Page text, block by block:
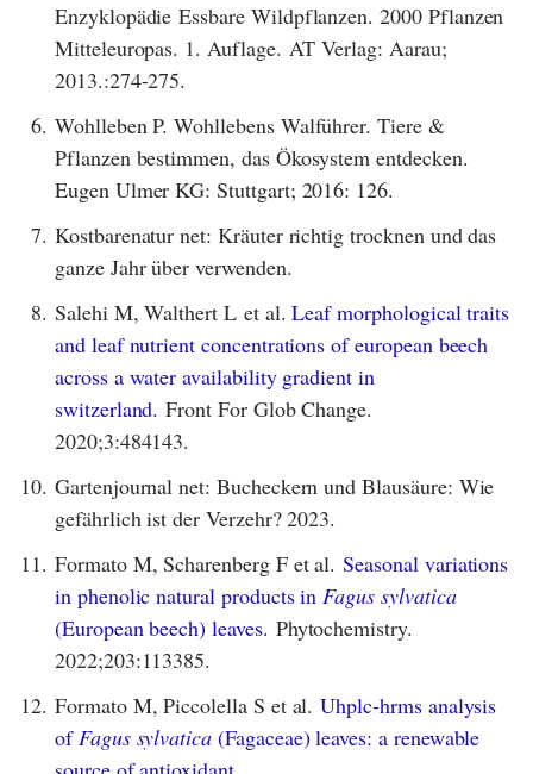
Enzyklopädie Essbare Wildpflanzen. 2000 Pflanzen
Mitteleuropas. 1. Auflage. AT Verlag: Aarau;
2013.:274-275.
6. Wohlleben P. Wohllebens Walführer. Tiere &
Pflanzen bestimmen, das Ökosystem entdecken.
Eugen Ulmer KG: Stuttgart; 2016: 126.
7. Kostbarenatur net: Kräuter richtig trocknen und das
ganze Jahr über verwenden.
8. Salehi M, Walthert L et al. Leaf morphological traits
and leaf nutrient concentrations of european beech
across a water availability gradient in
switzerland. Front For Glob Change.
2020;3:484143.
10. Gartenjournal net: Bucheckern und Blausäure: Wie
gefährlich ist der Verzehr? 2023.
11. Formato M, Scharenberg F et al.Seasonal variations
in phenolic natural products inFagus sylvatica
(European beech) leaves. Phytochemistry.
2022;203:113385.
12. Formato M, Piccolella S et al.Uhplc-hrms analysis
ofFagus sylvatica (Fagaceae) leaves: a renewable